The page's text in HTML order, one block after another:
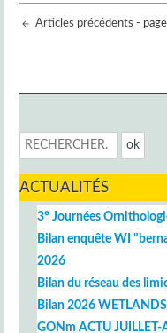
Articles précédents -
ACTUALITÉS
3° Journées
Bilan enquête WI
2026
Bilan du réseau des
Bilan 2026
GONm ACTU